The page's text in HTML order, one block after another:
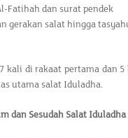
Fatihah dan surat pendek
gerakan salat hingga
kali di rakaat pertama dan
utama salat Iduladha.
dan Sesudah Salat Iduladha